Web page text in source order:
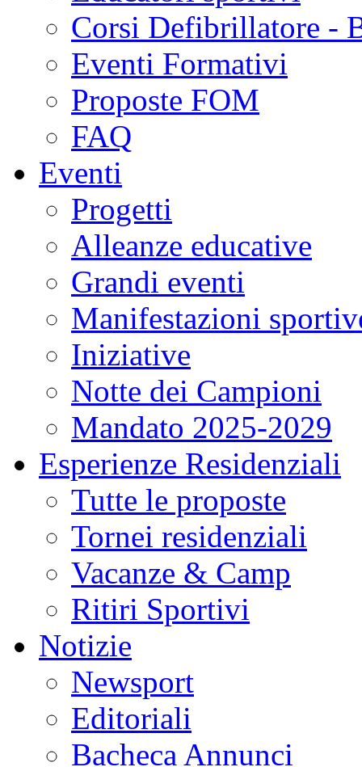
Corsi Defibrillatore -
Eventi Formativi
Proposte FOM
FAQ
Eventi
Progetti
Alleanze educative
Grandi eventi
Manifestazioni
Iniziative
Notte dei Campioni
Mandato 2025-2029
Esperienze Residenziali
Tutte le proposte
Tornei residenziali
Vacanze & Camp
Ritiri Sportivi
Notizie
Newsport
Editoriali
Bacheca Annunci